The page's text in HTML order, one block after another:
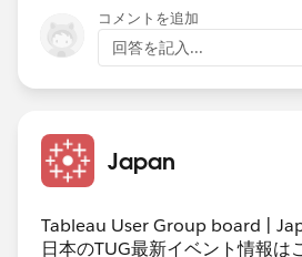
コメントを追加
回答を記入...
Japan
Tableau User Group board |
日本のTUG最新イベント情報は